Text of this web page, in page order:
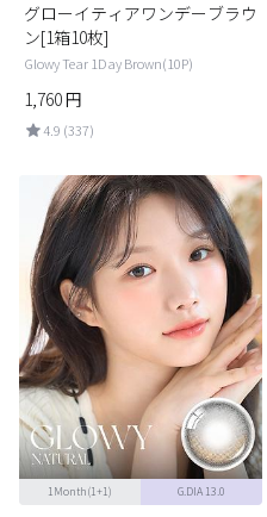
グローイティアワンデーブラウ
ン[1箱10枚]
Glowy Tear 1Day Brown(10P)
1,760円
4.9 (337)
1Month(1+1) G.DIA 13.0